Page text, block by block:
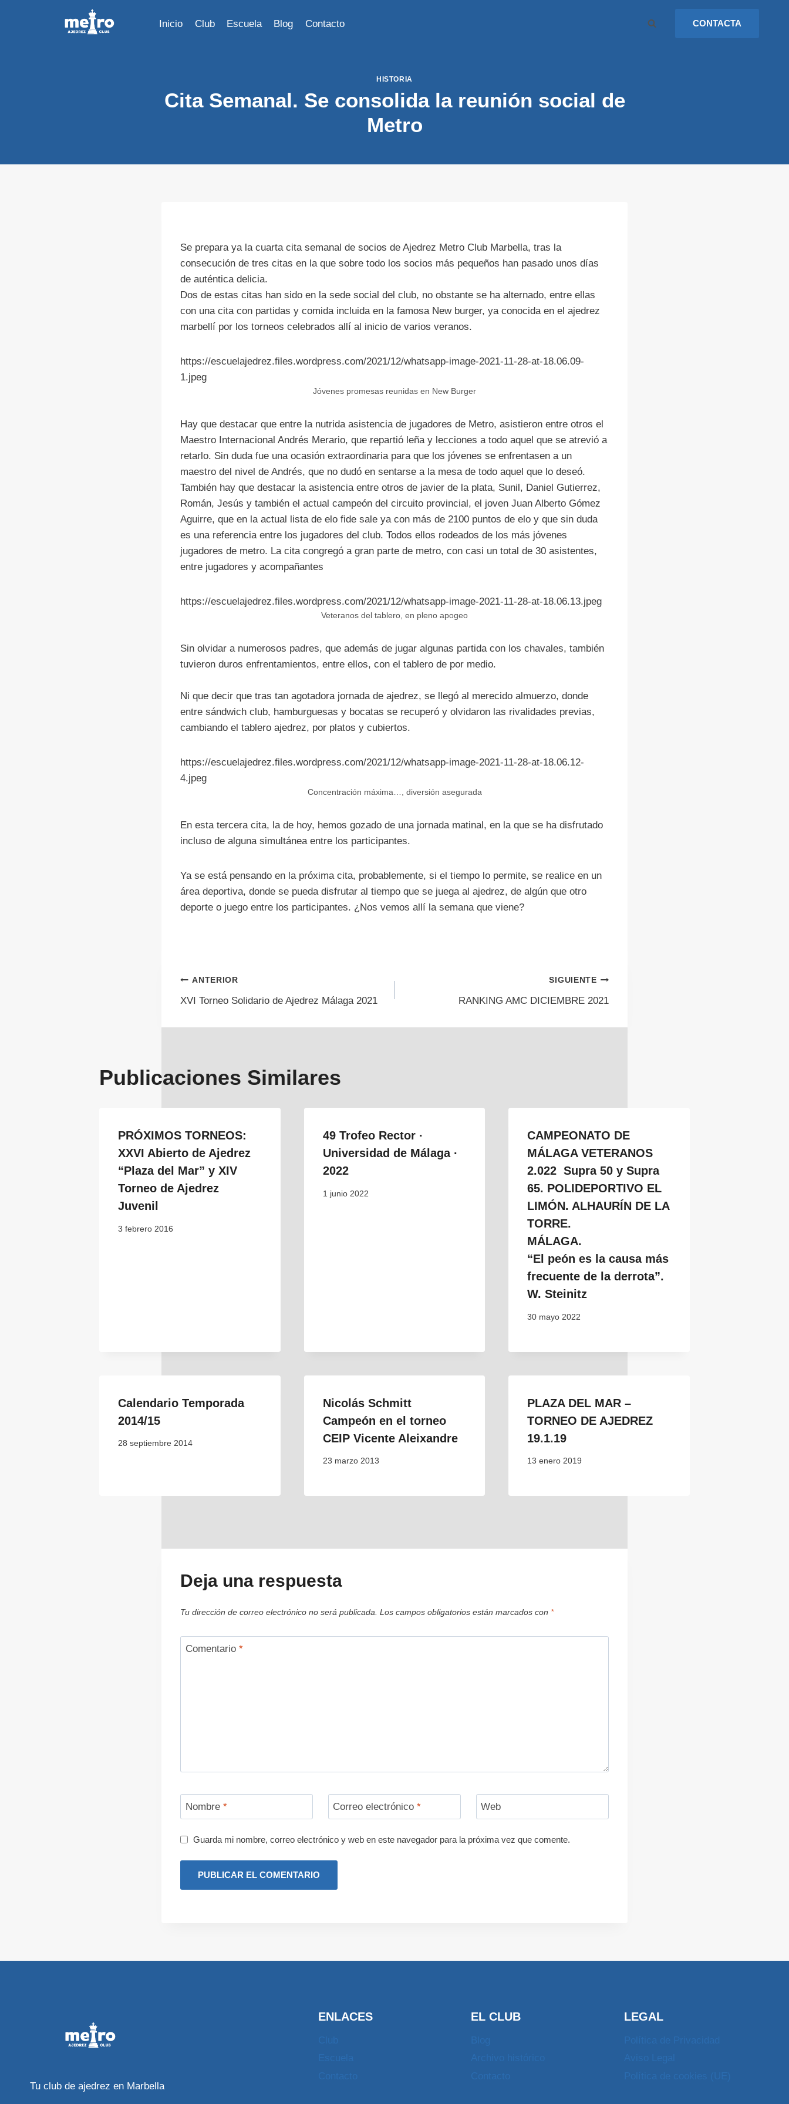
Inicio Club Escuela Blog Contacto CONTACTA
HISTORIA
Cita Semanal. Se consolida la reunión social de
Metro
Se prepara ya la cuarta cita semanal de socios de Ajedrez Metro Club Marbella, tras la
consecución de tres citas en la que sobre todo los socios más pequeños han pasado unos días
de auténtica delicia.
Dos de estas citas han sido en la sede social del club, no obstante se ha alternado, entre ellas
con una cita con partidas y comida incluida en la famosa New burger, ya conocida en el ajedrez
marbellí por los torneos celebrados allí al inicio de varios veranos.
https://escuelajedrez.files.wordpress.com/2021/12/whatsapp-image-2021-11-28-at-18.06.09-
1.jpeg
Jóvenes promesas reunidas en New Burger
Hay que destacar que entre la nutrida asistencia de jugadores de Metro, asistieron entre otros el
Maestro Internacional Andrés Merario, que repartió leña y lecciones a todo aquel que se atrevió a
retarlo. Sin duda fue una ocasión extraordinaria para que los jóvenes se enfrentasen a un
maestro del nivel de Andrés, que no dudó en sentarse a la mesa de todo aquel que lo deseó.
También hay que destacar la asistencia entre otros de javier de la plata, Sunil, Daniel Gutierrez,
Román, Jesús y también el actual campeón del circuito provincial, el joven Juan Alberto Gómez
Aguirre, que en la actual lista de elo fide sale ya con más de 2100 puntos de elo y que sin duda
es una referencia entre los jugadores del club. Todos ellos rodeados de los más jóvenes
jugadores de metro. La cita congregó a gran parte de metro, con casi un total de 30 asistentes,
entre jugadores y acompañantes
https://escuelajedrez.files.wordpress.com/2021/12/whatsapp-image-2021-11-28-at-18.06.13.jpeg
Veteranos del tablero, en pleno apogeo
Sin olvidar a numerosos padres, que además de jugar algunas partida con los chavales, también
tuvieron duros enfrentamientos, entre ellos, con el tablero de por medio.
Ni que decir que tras tan agotadora jornada de ajedrez, se llegó al merecido almuerzo, donde
entre sándwich club, hamburguesas y bocatas se recuperó y olvidaron las rivalidades previas,
cambiando el tablero ajedrez, por platos y cubiertos.
https://escuelajedrez.files.wordpress.com/2021/12/whatsapp-image-2021-11-28-at-18.06.12-
4.jpeg
Concentración máxima…, diversión asegurada
En esta tercera cita, la de hoy, hemos gozado de una jornada matinal, en la que se ha disfrutado
incluso de alguna simultánea entre los participantes.
Ya se está pensando en la próxima cita, probablemente, si el tiempo lo permite, se realice en un
área deportiva, donde se pueda disfrutar al tiempo que se juega al ajedrez, de algún que otro
deporte o juego entre los participantes. ¿Nos vemos allí la semana que viene?
Navegación
ANTERIOR
XVI Torneo Solidario de Ajedrez Málaga 2021
SIGUIENTE
RANKING AMC DICIEMBRE 2021
Publicaciones Similares
PRÓXIMOS TORNEOS:
XXVI Abierto de Ajedrez
“Plaza del Mar” y XIV
Torneo de Ajedrez
Juvenil
3 febrero 2016
49 Trofeo Rector ·
Universidad de Málaga ·
2022
1 junio 2022
CAMPEONATO DE
MÁLAGA VETERANOS
2.022 Supra 50 y Supra
65. POLIDEPORTIVO EL
LIMÓN. ALHAURÍN DE LA
TORRE.
MÁLAGA.
“El peón es la causa más
frecuente de la derrota”.
W. Steinitz
30 mayo 2022
Calendario Temporada
2014/15
28 septiembre 2014
Nicolás Schmitt
Campeón en el torneo
CEIP Vicente Aleixandre
23 marzo 2013
PLAZA DEL MAR –
TORNEO DE AJEDREZ
19.1.19
13 enero 2019
Deja una respuesta
Tu dirección de correo electrónico no será publicada. Los campos obligatorios están marcados con *
Comentario *
Nombre * Correo electrónico* Web
Guarda mi nombre, correo electrónico y web en este navegador para la próxima vez que comente.
Tu club de ajedrez en Marbella
ENLACES EL CLUB LEGAL